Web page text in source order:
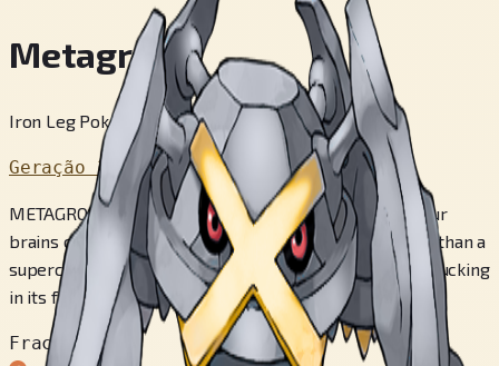
Metagross
Iron Leg Pokémon
Geração 3
METAGROSS has four brains in total. Combined, the four
brains can breeze through difficult calculations faster than a
supercomputer. This POKéMON can float in the air by tucking
in its four legs.
Fraco contra